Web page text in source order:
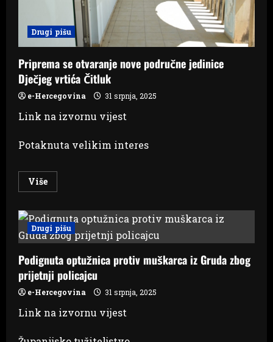
Drugi pišu
Priprema se otvaranje nove područne jedinice
Dječjeg vrtića Čitluk
e-Hercegovina 31 srpnja, 2025
Link na izvornu vijest
Potaknuta velikim interes
VišeRead
more
se
otvaranje
nove
područne
Dječjeg
vrtića
Čitluk
Drugi pišu
Podignuta optužnica protiv muškarca iz Gruda zbog
prijetnji policajcu
e-Hercegovina 31 srpnja, 2025
Link na izvornu vijest